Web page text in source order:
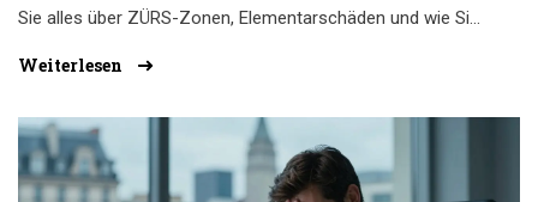
Sie alles über ZÜRS-Zonen, Elementarschäden und wie Sie
Weiterlesen